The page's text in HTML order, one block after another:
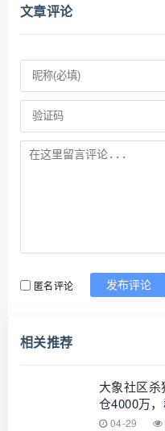
文章评论
匿名评论 发布评论
相关推荐
大象社区
仓4000万
在忽悠充值
04-29